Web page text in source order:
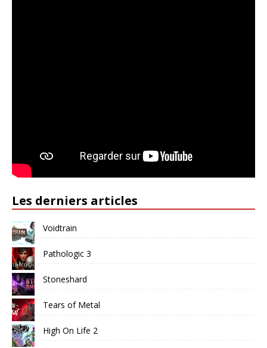
Les derniers articles
Voidtrain
Pathologic 3
Stoneshard
Tears of Metal
High On Life 2